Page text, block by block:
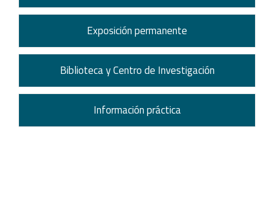
Exposición permanente
Biblioteca y Centro de Investigación
Información práctica